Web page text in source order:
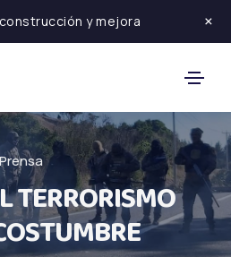
y mejora ×
Prensa
TERRORISMO